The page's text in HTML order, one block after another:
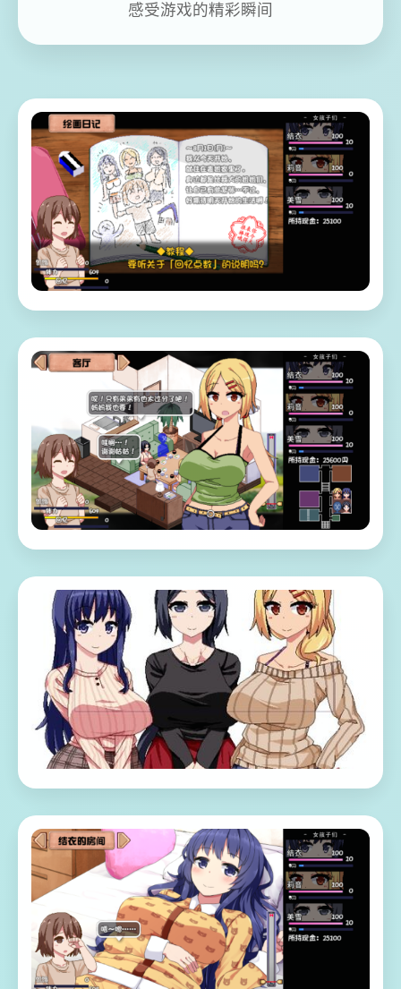
感受游戏的精彩瞬间